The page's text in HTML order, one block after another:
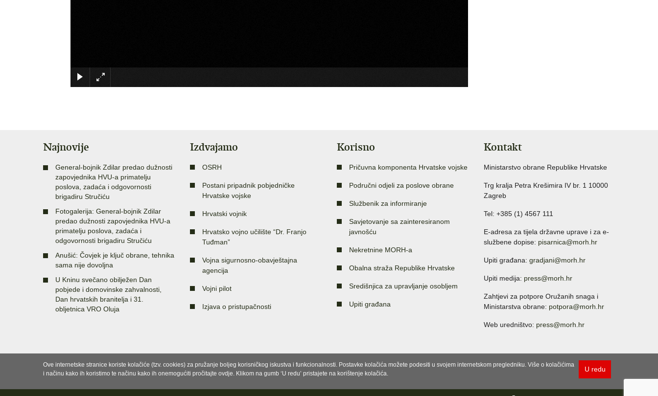
Najnovije
General-bojnik Zdilar predao dužnosti
zapovjednika HVU-a primatelju
poslova, zadaća i odgovornosti
brigadiru Stručiću
Fotogalerija: General-bojnik Zdilar
predao dužnosti zapovjednika HVU-a
primatelju poslova, zadaća i
odgovornosti brigadiru Stručiću
Anušić: Čovjek je ključ obrane, tehnika
sama nije dovoljna
U Kninu svečano obilježen Dan
pobjede i domovinske zahvalnosti,
Dan hrvatskih branitelja i 31.
obljetnica VRO Oluja
Izdvajamo
OSRH
Postani pripadnik pobjedničke
Hrvatske vojske
Hrvatski vojnik
Hrvatsko vojno učilište “Dr. Franjo
Tuđman”
Vojna sigurnosno-obavještajna
agencija
Vojni pilot
Izjava o pristupačnosti
Korisno
Pričuvna komponenta Hrvatske vojske
Područni odjeli za poslove obrane
Službenik za informiranje
Savjetovanje sa zainteresiranom
javnošću
Nekretnine MORH-a
Obalna straža Republike Hrvatske
Središnjica za upravljanje osobljem
Upiti građana
Kontakt
Ministarstvo obrane Republike Hrvatske
Trg kralja Petra Krešimira IV br. 1 10000
Zagreb
Tel: +385 (1) 4567 111
E-adresa za tijela državne uprave i za e-
službene dopise: pisarnica@morh.hr
Upiti građana: gradjani@morh.hr
Upiti medija: press@morh.hr
Zahtjevi za potpore Oružanih snaga i
Ministarstva obrane: potpora@morh.hr
Web uredništvo: press@morh.hr
U redu
Ove internetske stranice koriste kolačiće (tzv. cookies) za pružanje boljeg korisničkog iskustva i funkcionalnosti. Postavke kolačića možete podesiti u svojem internetskom pregledniku. Više o kolačićima
i načinu kako ih koristimo te načinu kako ih onemogućiti pročitajte ovdje. Klikom na gumb ‘U redu’ pristajete na korištenje kolačića.